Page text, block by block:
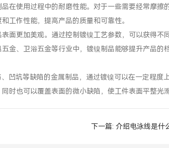
在使用过程中的耐磨性能。对于一些需要经常摩擦
工作性能，提高产品的质量和可靠性。
面更加美观。通过控制镀镍工艺参数，可以获得不
金、卫浴五金等行业中，镀镍制品能够提升产品的
凹坑等缺陷的金属制品，通过镀镍可以在一定程度
时也可以覆盖表面的微小缺陷，使工件表面平整光滑
下一篇: 介绍电泳线是什